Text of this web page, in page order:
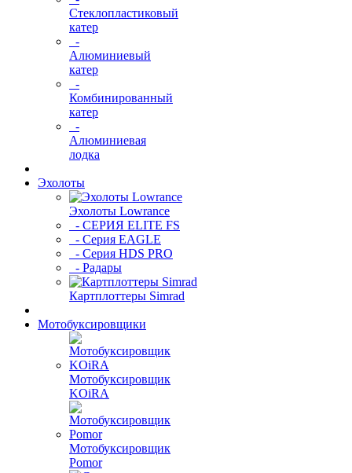
Cтеклопластиковый
катер
-
Алюминиевый
катер
-
Комбинированный
катер
-
Алюминиевая
лодка
Эхолоты
Эхолоты Lowrance
- СЕРИЯ ELITE FS
- Серия EAGLE
- Серия HDS PRO
- Радары
Картплоттеры Simrad
Мотобуксировщики
Мотобуксировщик
KOiRA
Мотобуксировщик
Pomor